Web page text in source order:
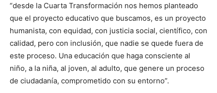
“desde la Cuarta Transformación nos hemos planteado
que el proyecto educativo que buscamos, es un proyecto
humanista, con equidad, con justicia social, científico, con
calidad, pero con inclusión, que nadie se quede fuera de
este proceso. Una educación que haga consciente al
niño, a la niña, al joven, al adulto, que genere un proceso
de ciudadanía, comprometido con su entorno”.